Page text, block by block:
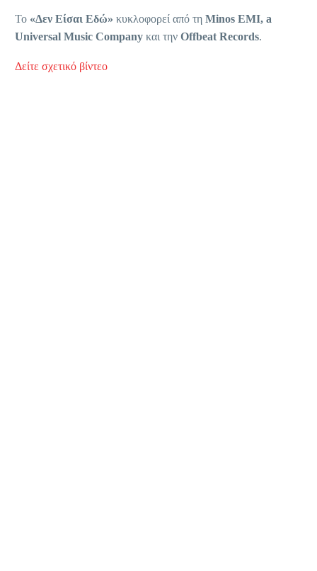
Το «Δεν Είσαι Εδώ» κυκλοφορεί από τη Minos EMI, a
Universal Music Company και την Offbeat Records.
Δείτε σχετικό βίντεο